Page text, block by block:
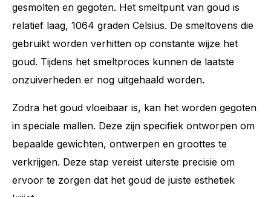
gesmolten en gegoten. Het smeltpunt van goud is
relatief laag, 1064 graden Celsius. De smeltovens die
gebruikt worden verhitten op constante wijze het
goud. Tijdens het smeltproces kunnen de laatste
onzuiverheden er nog uitgehaald worden.
Zodra het goud vloeibaar is, kan het worden gegoten
in speciale mallen. Deze zijn specifiek ontworpen om
bepaalde gewichten, ontwerpen en groottes te
verkrijgen. Deze stap vereist uiterste precisie om
ervoor te zorgen dat het goud de juiste esthetiek